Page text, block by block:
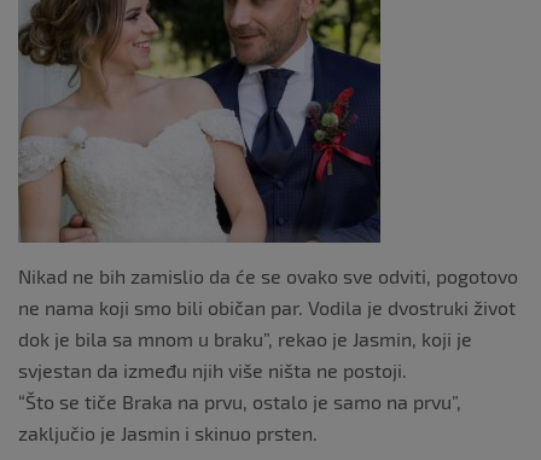
Nikad ne bih zamislio da će se ovako sve odviti, pogotovo
ne nama koji smo bili običan par. Vodila je dvostruki život
dok je bila sa mnom u braku”, rekao je Jasmin, koji je
svjestan da između njih više ništa ne postoji.
“Što se tiče Braka na prvu, ostalo je samo na prvu”,
zaključio je Jasmin i skinuo prsten.